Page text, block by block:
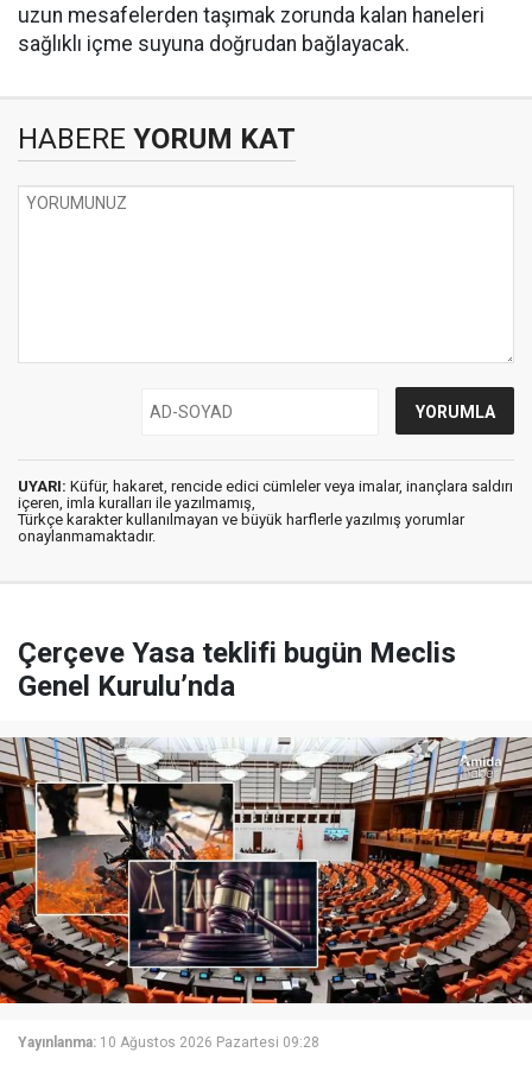
uzun mesafelerden taşımak zorunda kalan haneleri
sağlıklı içme suyuna doğrudan bağlayacak.
HABERE YORUM KAT
UYARI: Küfür, hakaret, rencide edici cümleler veya imalar, inançlara saldırı
içeren, imla kuralları ile yazılmamış,
Türkçe karakter kullanılmayan ve büyük harflerle yazılmış yorumlar
onaylanmamaktadır.
Çerçeve Yasa teklifi bugün Meclis
Genel Kurulu’nda
Yayınlanma: 10 Ağustos 2026 Pazartesi 09:28